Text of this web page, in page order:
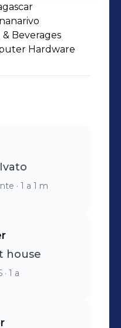
& Beverages
Hardware
· 1 a 1 m
house
· 1 a